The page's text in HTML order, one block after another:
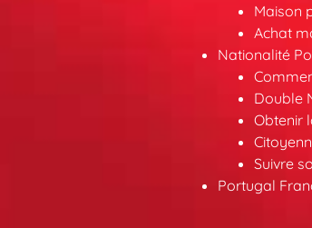
Maison
Achat
Nationalité
Double
Obtenir
Suivre
Portugal